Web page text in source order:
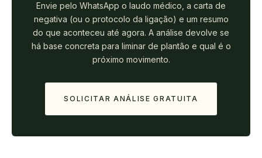
Envie pelo WhatsApp o laudo médico, a carta de
negativa (ou o protocolo da ligação) e um resumo
do que aconteceu até agora. A análise devolve se
há base concreta para liminar de plantão e qual é o
próximo movimento.
SOLICITAR ANÁLISE GRATUITA